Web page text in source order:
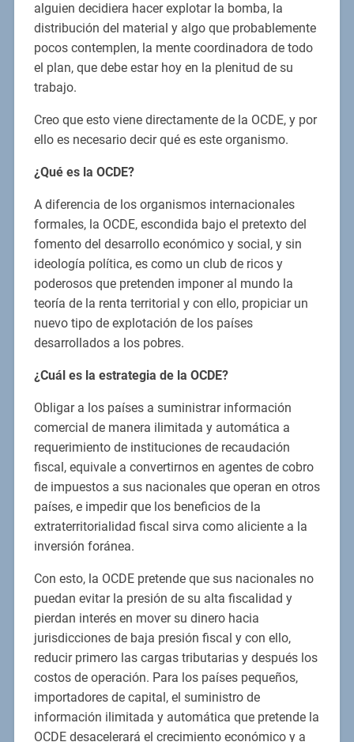
alguien decidiera hacer explotar la bomba, la
distribución del material y algo que probablemente
pocos contemplen, la mente coordinadora de todo
el plan, que debe estar hoy en la plenitud de su
trabajo.
Creo que esto viene directamente de la OCDE, y por
ello es necesario decir qué es este organismo.
¿Qué es la OCDE?
A diferencia de los organismos internacionales
formales, la OCDE, escondida bajo el pretexto del
fomento del desarrollo económico y social, y sin
ideología política, es como un club de ricos y
poderosos que pretenden imponer al mundo la
teoría de la renta territorial y con ello, propiciar un
nuevo tipo de explotación de los países
desarrollados a los pobres.
¿Cuál es la estrategia de la OCDE?
Obligar a los países a suministrar información
comercial de manera ilimitada y automática a
requerimiento de instituciones de recaudación
fiscal, equivale a convertirnos en agentes de cobro
de impuestos a sus nacionales que operan en otros
países, e impedir que los beneficios de la
extraterritorialidad fiscal sirva como aliciente a la
inversión foránea.
Con esto, la OCDE pretende que sus nacionales no
puedan evitar la presión de su alta fiscalidad y
pierdan interés en mover su dinero hacia
jurisdicciones de baja presión fiscal y con ello,
reducir primero las cargas tributarias y después los
costos de operación. Para los países pequeños,
importadores de capital, el suministro de
información ilimitada y automática que pretende la
OCDE desacelerará el crecimiento económico y a